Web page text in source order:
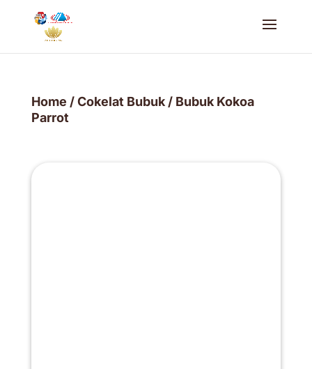
Home /Cokelat Bubuk/ Bubuk Kokoa
Parrot